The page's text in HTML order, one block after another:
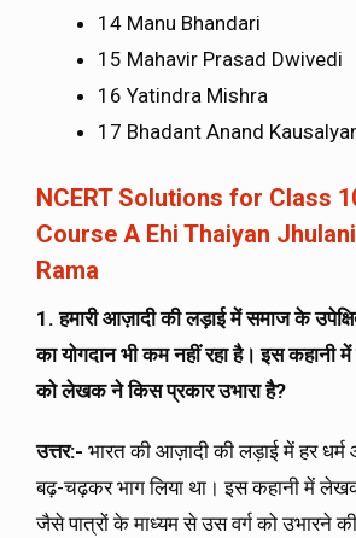
14 Manu Bhandari
15 Mahavir Prasad Dwivedi
16 Yatindra Mishra
17 Bhadant Anand
NCERT Solutions for Class
Course A Ehi Thaiyan
Rama
1. हमारी आज़ादी की लड़ाई में समाज के
का योगदान भी कम नहीं रहा है। इस कहानी
को लेखक ने किस प्रकार उभारा है?
उत्तर:- भारत की आज़ादी की लड़ाई में हर धर्म
बढ़-चढ़कर भाग लिया था। इस कहानी में
जैसे पात्रों के माध्यम से उस वर्ग को उभारने